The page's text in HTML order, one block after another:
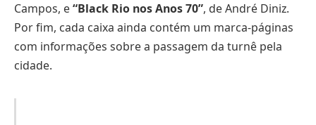
Campos, e“Black Rio nos Anos 70”, de André Diniz.
Por fim, cada caixa ainda contém um marca-páginas
com informações sobre a passagem da turnê pela
cidade.